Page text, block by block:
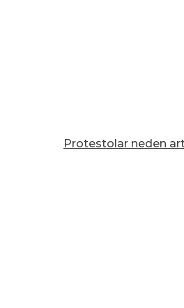
Protestolar neden